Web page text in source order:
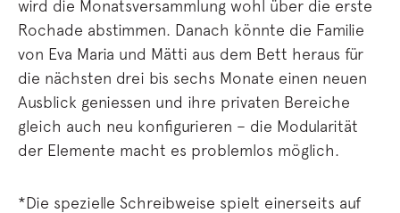
wird die Monatsversammlung wohl über die erste
Rochade abstimmen. Danach könnte die Familie
von Eva Maria und Mätti aus dem Bett heraus für
die nächsten drei bis sechs Monate einen neuen
Ausblick geniessen und ihre privaten Bereiche
gleich auch neu konfigurieren – die Modularität
der Elemente macht es problemlos möglich.
*Die spezielle Schreibweise spielt einerseits auf